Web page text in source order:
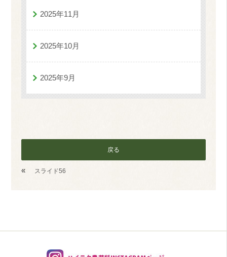
2025年11月
2025年10月
2025年9月
戻る
« スライド56